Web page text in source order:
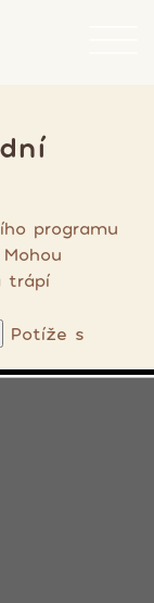
programu
trápí
Potíže s